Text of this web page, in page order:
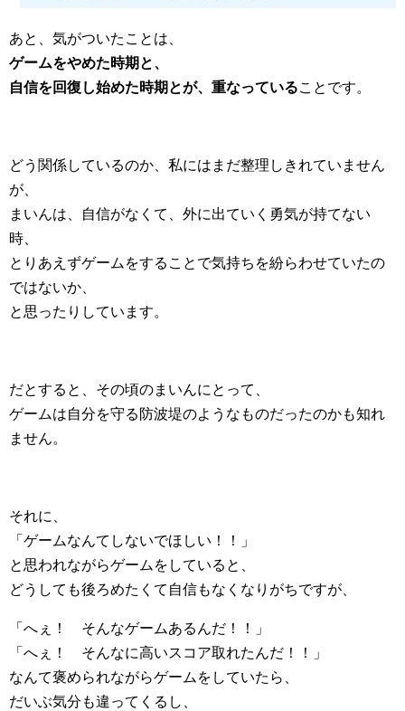
あと、気がついたことは、
ゲームをやめた時期と、
自信を回復し始めた時期とが、重なっていることです。
どう関係しているのか、私にはまだ整理しきれていません
が、
まいんは、自信がなくて、外に出ていく勇気が持てない
時、
とりあえずゲームをすることで気持ちを紛らわせていたの
ではないか、
と思ったりしています。
だとすると、その頃のまいんにとって、
ゲームは自分を守る防波堤のようなものだったのかも知れ
ません。
それに、
「ゲームなんてしないでほしい！！」
と思われながらゲームをしていると、
どうしても後ろめたくて自信もなくなりがちですが、
「へぇ！ そんなゲームあるんだ！！」
「へぇ！ そんなに高いスコア取れたんだ！！」
なんて褒められながらゲームをしていたら、
だいぶ気分も違ってくるし、